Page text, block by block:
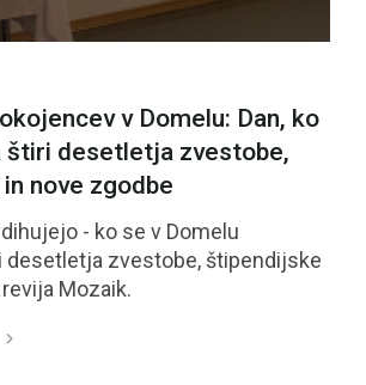
v Domelu: Dan, ko
štiri desetletja zvestobe,
nove zgodbe
- ko se v Domelu
desetletja zvestobe, štipendijske
Mozaik.